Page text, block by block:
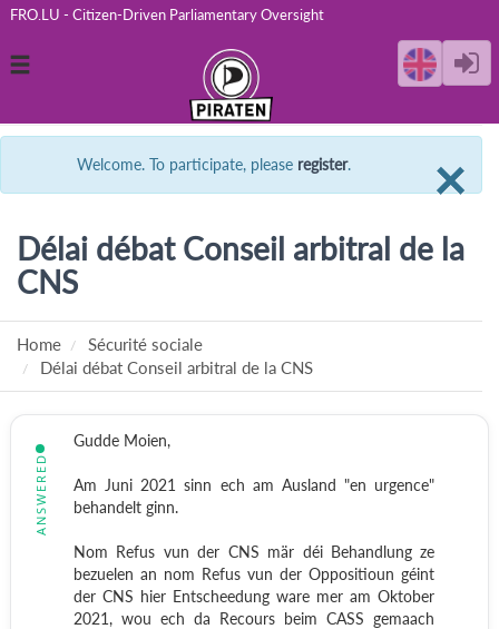
FRO.LU - Citizen-Driven Parliamentary Oversight
Toggle
×
Welcome. To participate, please register.
Délai débat Conseil arbitral de la
CNS
Home
Sécurité sociale
Délai débat Conseil arbitral de la CNS
ANSWERED
Gudde Moien,
Am Juni 2021 sinn ech am Ausland "en urgence"
behandelt ginn.
Nom Refus vun der CNS mär déi Behandlung ze
bezuelen an nom Refus vun der Oppositioun géint
der CNS hier Entscheedung ware mer am Oktober
2021, wou ech da Recours beim CASS gemaach